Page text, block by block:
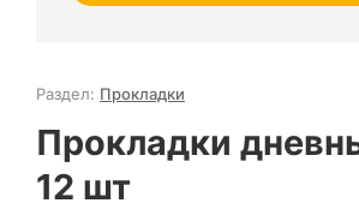
Раздел: Прокладки
Прокладки
12 шт